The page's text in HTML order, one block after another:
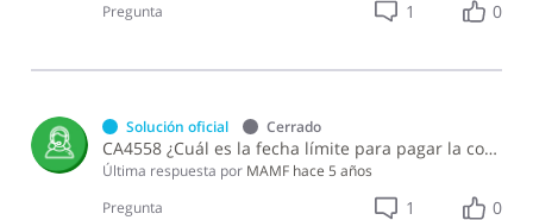
Pregunta
1 0
Solución oficial Cerrado
CA4558 ¿Cuál es la fecha límite para pagar la contribución especial para la gestión integral de residuos sólidos?
Última respuesta por MAMF hace 5 años
Pregunta
1 0